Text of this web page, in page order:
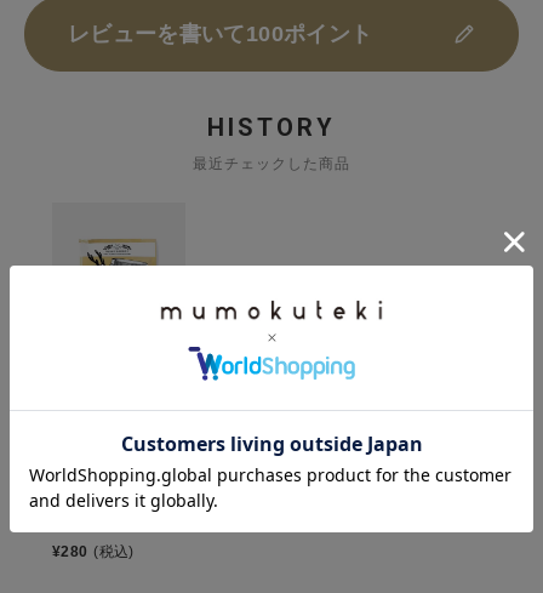
レビューを書いて100ポイント
HISTORY
最近チェックした商品
所
ドリップバッグ
おやすみ前のオー
ガニック
¥280 (税込)